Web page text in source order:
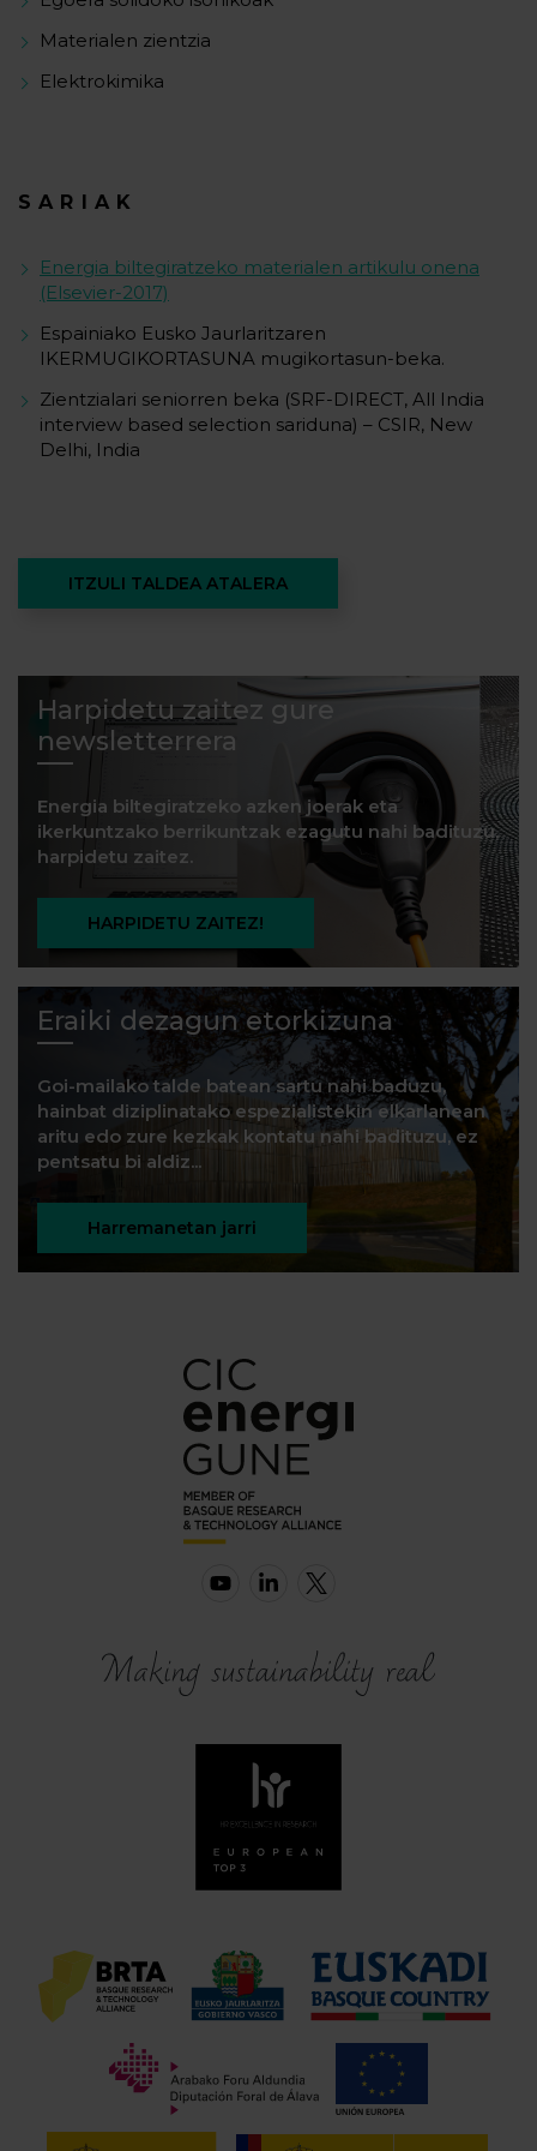
Materialen zientzia
Elektrokimika
SARIAK
Energia biltegiratzeko materialen artikulu onena
(Elsevier-2017)
Espainiako Eusko Jaurlaritzaren
IKERMUGIKORTASUNA mugikortasun-beka.
Zientzialari seniorren beka (SRF-DIRECT, All India
interview based selection sariduna) – CSIR, New
Delhi, India
ITZULI TALDEA ATALERA
Harpidetu zaitez gure
newsletterrera
Energia biltegiratzeko azken joerak eta
ikerkuntzako berrikuntzak ezagutu nahi badituzu,
harpidetu zaitez.
HARPIDETU ZAITEZ!
Eraiki dezagun etorkizuna
Goi-mailako talde batean sartu nahi baduzu,
hainbat diziplinatako espezialistekin elkarlanean
aritu edo zure kezkak kontatu nahi badituzu, ez
pentsatu bi aldiz...
Harremanetan jarri